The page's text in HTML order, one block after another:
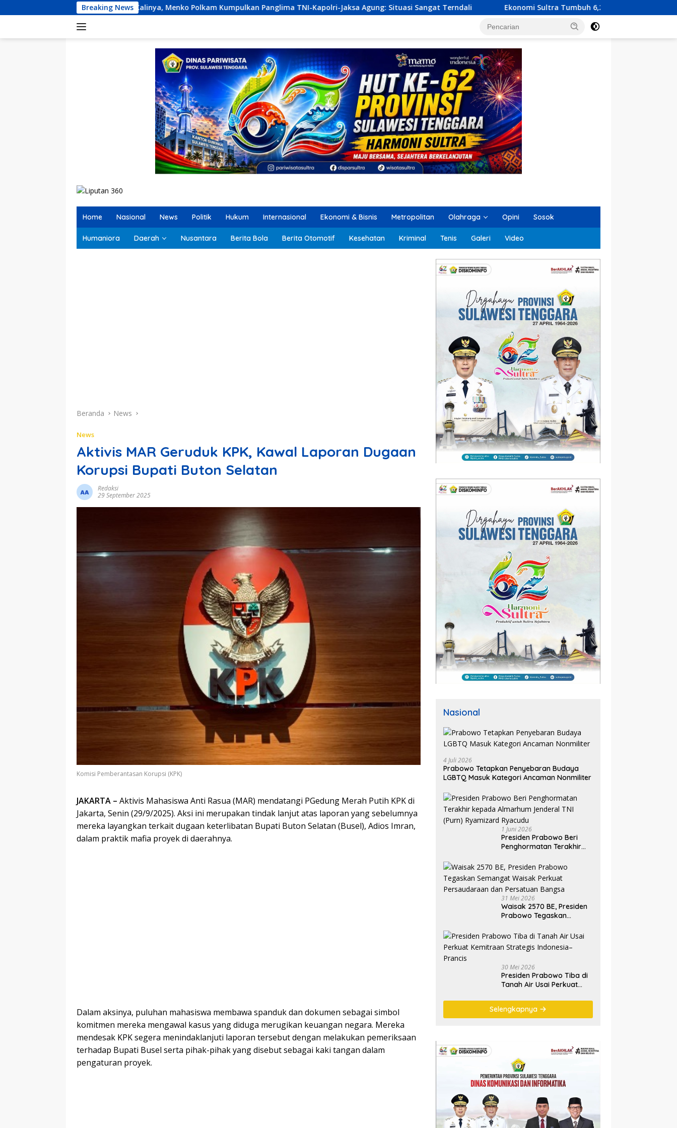
ke
Breaking News
Pertama Kalinya, Menko Polkam Kumpulkan Panglima TNI-Kapolri-Jaksa Agung: Situasi Sangat Terndali Ekonomi Sultra Tumbuh 6,23 Persen, KUA-PPAS 2027 Resmi Diserahkan ke
Home Nasional News Politik Hukum Internasional Ekonomi & Bisnis Metropolitan Olahraga Opini Sosok
Humaniora Daerah Nusantara Berita Bola Berita Otomotif Kesehatan Kriminal Tenis Galeri Video
Beranda News
News
Aktivis MAR Geruduk KPK, Kawal Laporan Dugaan
Korupsi Bupati Buton Selatan
Redaksi
29 September 2025
Komisi Pemberantasan Korupsi (KPK)
JAKARTA – Aktivis Mahasiswa Anti Rasua (MAR) mendatangi PGedung Merah Putih KPK di
Jakarta, Senin (29/9/2025). Aksi ini merupakan tindak lanjut atas laporan yang sebelumnya
mereka layangkan terkait dugaan keterlibatan Bupati Buton Selatan (Busel), Adios Imran,
dalam praktik mafia proyek di daerahnya.
Dalam aksinya, puluhan mahasiswa membawa spanduk dan dokumen sebagai simbol
komitmen mereka mengawal kasus yang diduga merugikan keuangan negara. Mereka
mendesak KPK segera menindaklanjuti laporan tersebut dengan melakukan pemeriksaan
terhadap Bupati Busel serta pihak-pihak yang disebut sebagai kaki tangan dalam
pengaturan proyek.
Nasional
4 Juli 2026
Prabowo Tetapkan Penyebaran Budaya
LGBTQ Masuk Kategori Ancaman Nonmiliter
1 Juni 2026
Presiden Prabowo Beri
Penghormatan Terakhir
Jenderal TNI (Purn)
Ryamizard Ryacudu
31 Mei 2026
Waisak 2570 BE, Presiden
Prabowo Tegaskan
Persaudaraan dan
Persatuan Bangsa
30 Mei 2026
Presiden Prabowo Tiba di
Tanah Air Usai Perkuat
Indonesia–Prancis
Selengkapnya